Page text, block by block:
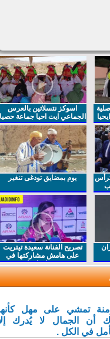
اسوكز نتسلاتين بالعرس
الجماعي ايت احيا جماعة حصيا
يوم بمضايق تودغى تنغير
تصريح الفنانة سعيدة تيتريت
على هامش مشاركتها في
مهرجان افران
تمشي على مهل كأنها
أن الجمال لا يُدرك إلا
في الكل .